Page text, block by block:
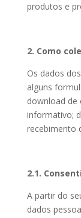
produtos e
2. Como
Os dados
alguns
download de
informativo;
recebimento
2.1.
A partir do
dados